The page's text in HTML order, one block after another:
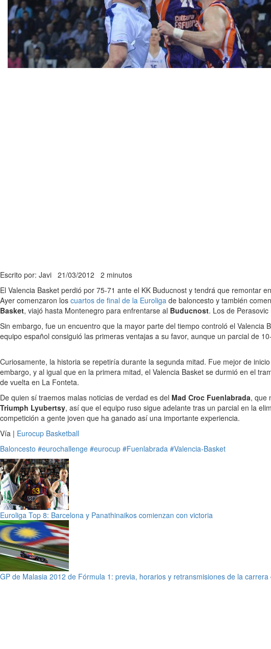
Escrito por: Javi 21/03/2012 2 minutos
El Valencia Basket perdió por 75-71 ante el KK Buducnost y tendrá que remontar
Ayer comenzaron los cuartos de final de la Euroliga de baloncesto y también
Basket, viajó hasta Montenegro para enfrentarse al Buducnost. Los de
Sin embargo, fue un encuentro que la mayor parte del tiempo controló el Valencia
equipo español consiguió las primeras ventajas a su favor, aunque un parcial de
Curiosamente, la historia se repetiría durante la segunda mitad. Fue mejor de
embargo, y al igual que en la primera mitad, el Valencia Basket se durmió en el
de vuelta en La Fonteta.
De quien sí traemos malas noticias de verdad es del Mad Croc Fuenlabrada, que
Triumph Lyubertsy, así que el equipo ruso sigue adelante tras un parcial en la
competición a gente joven que ha ganado así una importante experiencia.
Vía | Eurocup Basketball
Baloncesto #eurochallenge #eurocup #Fuenlabrada #Valencia-Basket
Euroliga Top 8: Barcelona y Panathinaikos comienzan con victoria
GP de Malasia 2012 de Fórmula 1: previa, horarios y retransmisiones de la carrera